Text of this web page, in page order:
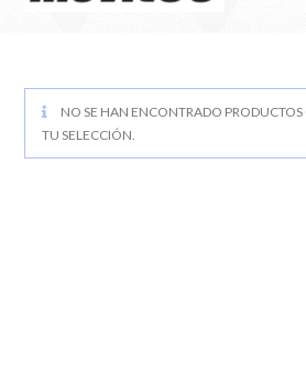
NO SE HAN ENCONTRADO
TU SELECCIÓN.